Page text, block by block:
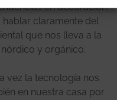
en decoración
hablar claramente del
que nos lleva a la
y orgánico.
vez la tecnología nos
en nuestra casa por